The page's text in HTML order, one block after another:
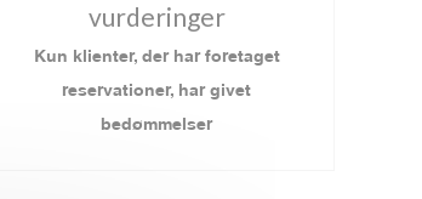
vurderinger
Kun klienter, der har foretaget
reservationer, har givet
bedømmelser